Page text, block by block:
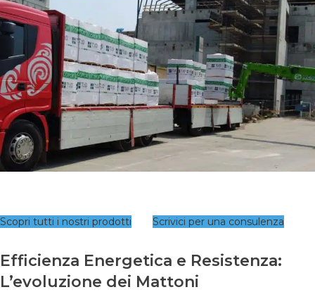
Scopri tutti i nostri prodotti Scrivici per una consulenza
Efficienza Energetica e Resistenza:
L’evoluzione dei Mattoni